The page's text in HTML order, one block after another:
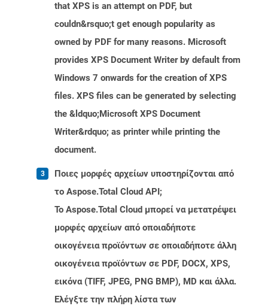
that XPS is an attempt on PDF, but
couldn&rsquo;t get enough popularity as
owned by PDF for many reasons. Microsoft
provides XPS Document Writer by default from
Windows 7 onwards for the creation of XPS
files. XPS files can be generated by selecting
the &ldquo;Microsoft XPS Document
Writer&rdquo; as printer while printing the
document.
Ποιες μορφές αρχείων υποστηρίζονται από
το Aspose.Total Cloud API;
Το Aspose.Total Cloud μπορεί να μετατρέψει
μορφές αρχείων από οποιαδήποτε
οικογένεια προϊόντων σε οποιαδήποτε άλλη
οικογένεια προϊόντων σε PDF, DOCX, XPS,
εικόνα (TIFF, JPEG, PNG BMP), MD και άλλα.
Ελέγξτε την πλήρη λίστα των